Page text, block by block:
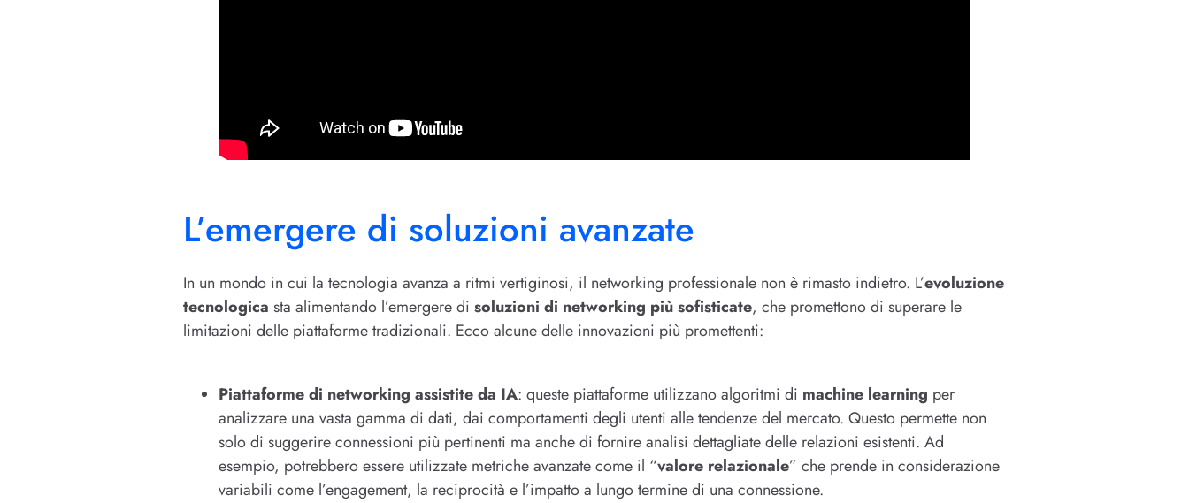
L’emergere di soluzioni avanzate
In un mondo in cui la tecnologia avanza a ritmi vertiginosi, il networking professionale non è rimasto indietro. L’evoluzione
tecnologica sta alimentando l’emergere di soluzioni di networking più sofisticate, che promettono di superare le
limitazioni delle piattaforme tradizionali. Ecco alcune delle innovazioni più promettenti:
Piattaforme di networking assistite da IA: queste piattaforme utilizzano algoritmi di machine learning per
analizzare una vasta gamma di dati, dai comportamenti degli utenti alle tendenze del mercato. Questo permette non
solo di suggerire connessioni più pertinenti ma anche di fornire analisi dettagliate delle relazioni esistenti. Ad
esempio, potrebbero essere utilizzate metriche avanzate come il “valore relazionale” che prende in considerazione
variabili come l’engagement, la reciprocità e l’impatto a lungo termine di una connessione.